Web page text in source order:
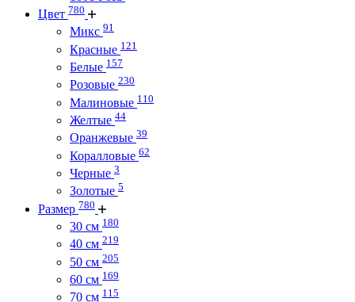
Цвет 780
Микс 91
Красные 121
Белые 157
Розовые 230
Малиновые 110
Желтые 44
Оранжевые 39
Коралловые 62
Черные 3
Золотые 5
Размер 780
30 см 180
40 см 219
50 см 205
60 см 169
70 см 115